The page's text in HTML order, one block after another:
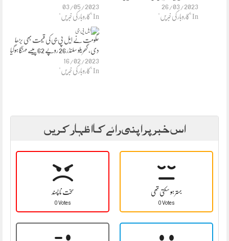
03/05/2023
In "کاروبار کی خبریں"
26/03/2023
In "کاروبار کی خبریں"
حکومت نے ایل پی جی کی قیمت بھی بڑھا
دی، گھریلو سلنڈر 26 روپے 62 پیسے مہنگا ہوگیا
16/02/2023
In "کاروبار کی خبریں"
اس خبر پر اپنی رائے کا اظہار کریں
سخت نا پسند
0 Votes
بہتر ہو سکتی تھی
0 Votes